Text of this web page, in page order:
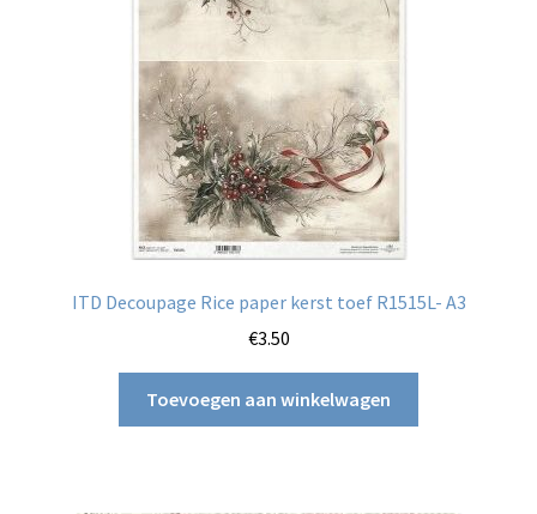
ITD Decoupage Rice paper kerst toef R1515L- A3
€3.50
Toevoegen aan winkelwagen